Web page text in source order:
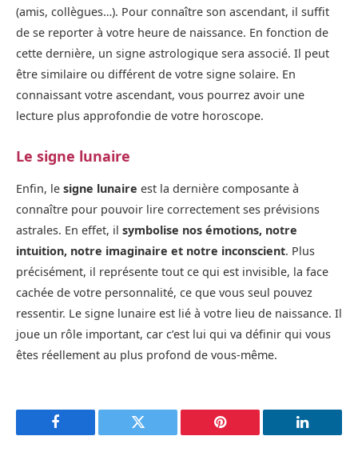
(amis, collègues…). Pour connaître son ascendant, il suffit
de se reporter à votre heure de naissance. En fonction de
cette dernière, un signe astrologique sera associé. Il peut
être similaire ou différent de votre signe solaire. En
connaissant votre ascendant, vous pourrez avoir une
lecture plus approfondie de votre horoscope.
Le signe lunaire
Enfin, le signe lunaire est la dernière composante à
connaître pour pouvoir lire correctement ses prévisions
astrales. En effet, il symbolise nos émotions, notre
intuition, notre imaginaire et notre inconscient. Plus
précisément, il représente tout ce qui est invisible, la face
cachée de votre personnalité, ce que vous seul pouvez
ressentir. Le signe lunaire est lié à votre lieu de naissance. Il
joue un rôle important, car c’est lui qui va définir qui vous
êtes réellement au plus profond de vous-même.
Facebook Twitter Pinterest LinkedIn